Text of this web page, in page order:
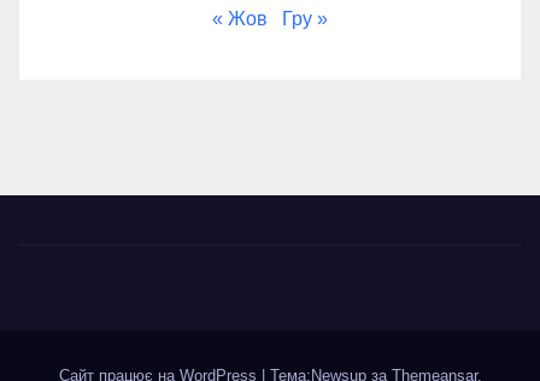
« Жов Гру »
Сайт працює на WordPress Тема:Newsup за Themeansar.